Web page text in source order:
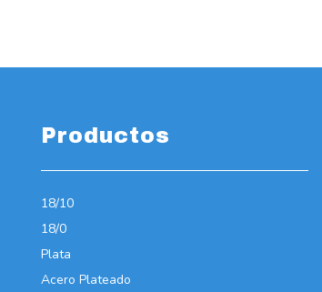
Productos
18/10
18/0
Plata
Acero Plateado